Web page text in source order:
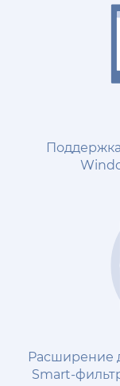
Расширение
Smart-